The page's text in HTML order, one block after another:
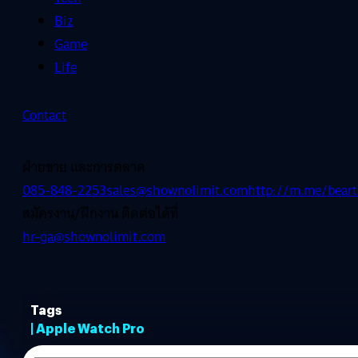
Biz
Game
Life
Contact
ฝ่ายขาย และการตลาด
085-848-2253sales@shownolimit.comhttp://m.me/
สมัครงาน/ฝึกงาน ติดต่อได้ที่
hr-ga@shownolimit.com
Tags
| Apple Watch Pro